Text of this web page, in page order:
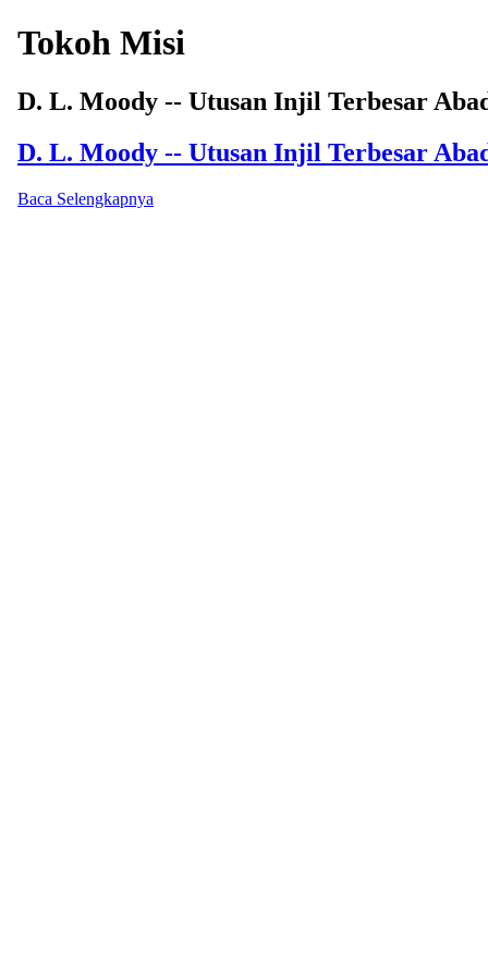
Tokoh Misi
D. L. Moody -- Utusan Injil Terbesar
D. L. Moody -- Utusan Injil Terbesar
Baca Selengkapnya